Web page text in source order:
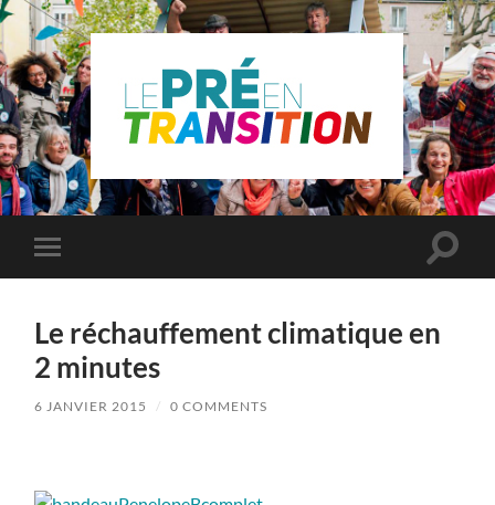
Le
Pré
Saint
Toggle
mobile
Toggle
Le réchauffement climatique en
2 minutes
6 JANVIER 2015 / 0 COMMENTS